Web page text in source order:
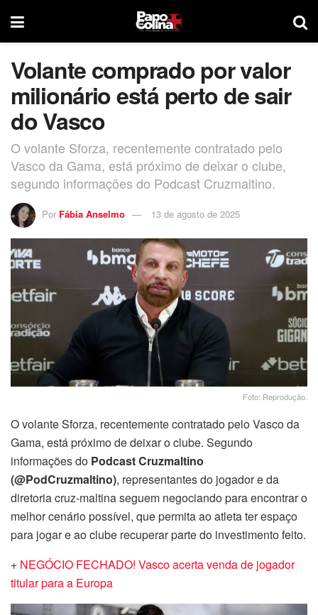
Volante comprado por valor
milionário está perto de sair
do Vasco
O volante Sforza, recentemente contratado pelo
Vasco da Gama, está próximo de deixar o clube,
segundo informações do Podcast Cruzmaltino.
Por Fábia Anselmo 13 de agosto de 2025
Foto: Reprodução.
O volante Sforza, recentemente contratado pelo Vasco da
Gama, está próximo de deixar o clube. Segundo
informações do Podcast Cruzmaltino
(@PodCruzmaltino), representantes do jogador e da
diretoria cruz-maltina seguem negociando para encontrar o
melhor cenário possível, que permita ao atleta ter espaço
para jogar e ao clube recuperar parte do investimento feito.
+ NEGÓCIO FECHADO! Vasco acerta venda de jogador
titular para a Europa